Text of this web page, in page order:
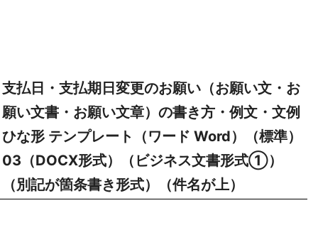
支払日・支払期日変更のお願い（お願い文・お
願い文書・お願い文章）の書き方・例文・文例
ひな形 テンプレート（ワード Word）（標準）
03（DOCX形式）（ビジネス文書形式①）
（別記が箇条書き形式）（件名が上）